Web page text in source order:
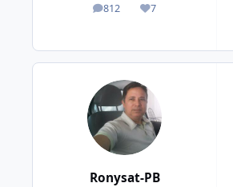
812
posts 7
Reputação
Ronysat-PB